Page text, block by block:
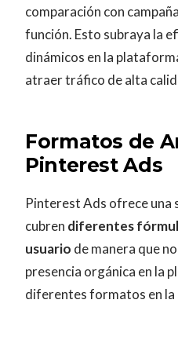
comparación con
función. Esto subraya la
dinámicos en la
atraer tráfico de alta
Formatos de
Pinterest Ads
Pinterest Ads ofrece una
cubren diferentes
usuario de manera que
presencia orgánica en la
diferentes formatos en